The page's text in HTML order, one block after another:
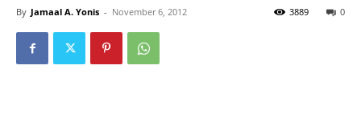
By Jamaal A. Yonis - November 6, 2012 0
3889